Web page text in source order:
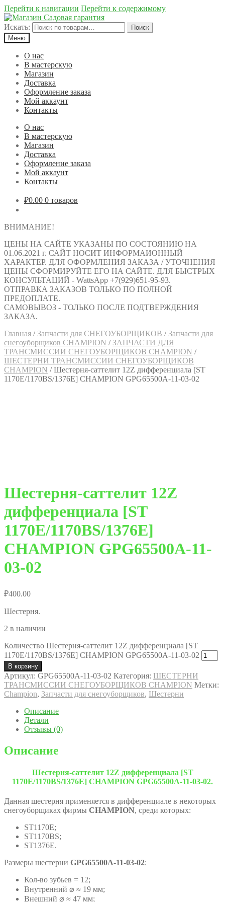
Перейти к навигации Перейти к содержимому
Искать:
Поиск
Меню
О нас
В мастерскую
Магазин
Доставка
Оформление заказа
Мой аккаунт
Контакты
О нас
В мастерскую
Магазин
Доставка
Оформление заказа
Мой аккаунт
Контакты
₽0.00 0 товаров
ВНИМАНИЕ!
ЦЕНЫ НА САЙТЕ УКАЗАНЫ ПО СОСТОЯНИЮ НА
01.06.2021 г. САЙТ НОСИТ ИНФОРМАИОННЫЙ
ХАРАКТЕР. ДЛЯ ОФОРМЛЕНИЯ ЗАКАЗА / УТОЧНЕНИЯ
ЦЕНЫ СФОРМИРУЙТЕ ЕГО НА САЙТЕ. ДЛЯ БЫСТРЫХ
КОНСУЛЬТАЦИЙ - WattsApp +7(929)651-95-93.
ОТПРАВКА ЗАКАЗОВ ТОЛЬКО ПО ПОЛНОЙ
ПРЕДОПЛАТЕ.
САМОВЫВОЗ - ТОЛЬКО ПОСЛЕ ПОДТВЕРЖДЕНИЯ
ЗАКАЗА.
Главная / Запчасти для СНЕГОУБОРЩИКОВ / Запчасти для
снегоуборщиков CHAMPION / ЗАПЧАСТИ ДЛЯ
ТРАНСМИССИИ СНЕГОУБОРЩИКОВ CHAMPION /
ШЕСТЕРНИ ТРАНСМИССИИ СНЕГОУБОРЩИКОВ
CHAMPION /Шестерня-саттелит 12Z дифференциала [ST
1170E/1170BS/1376Е] CHAMPION GPG65500A-11-03-02
Шестерня-саттелит 12Z
дифференциала [ST
1170E/1170BS/1376Е]
CHAMPION GPG65500A-11-
03-02
₽400.00
Шестерня.
2 в наличии
Количество Шестерня-саттелит 12Z дифференциала [ST
1170E/1170BS/1376Е] CHAMPION GPG65500A-11-03-02
В корзину
Артикул: GPG65500A-11-03-02 Категория: ШЕСТЕРНИ
ТРАНСМИССИИ СНЕГОУБОРЩИКОВ CHAMPION Метки:
Champion, Запчасти для снегоуборщиков, Шестерни
Описание
Детали
Отзывы (0)
Описание
Шестерня-саттелит 12Z дифференциала [ST
1170E/1170BS/1376Е] CHAMPION GPG65500A-11-03-02.
Данная шестерня применяется в дифференциале в некоторых
снегоуборщиках фирмы CHAMPION, среди которых:
ST1170E;
ST1170BS;
ST1376E.
Размеры шестерни GPG65500A-11-03-02:
Кол-во зубьев = 12;
Внутренний ⌀ ≈ 19 мм;
Внешний ⌀ ≈ 47 мм;